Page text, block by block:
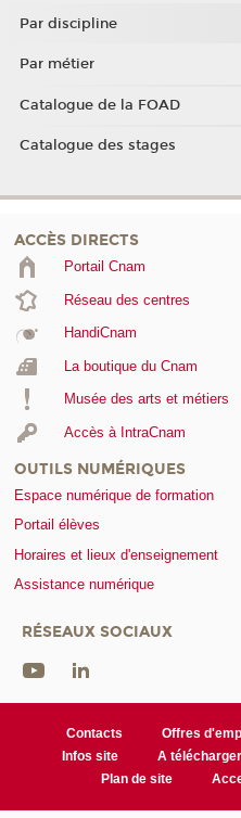
Par discipline
Par métier
Catalogue de la FOAD
Catalogue des stages
ACCÈS DIRECTS
Portail Cnam
Réseau des centres
HandiCnam
La boutique du Cnam
Musée des arts et métiers
Accès à IntraCnam
OUTILS NUMÉRIQUES
Espace numérique de formation
Portail élèves
Horaires et lieux d'enseignement
Assistance numérique
RÉSEAUX SOCIAUX
Contacts Offres
Infos site
A télécharger
Plan de site